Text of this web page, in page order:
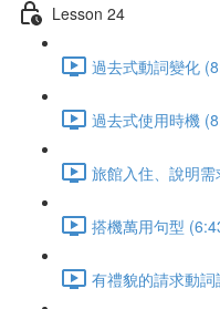
Lesson 24
過去式動詞變化
過去式使用時機
旅館入住、說明
搭機萬用句型
有禮貌的請求動